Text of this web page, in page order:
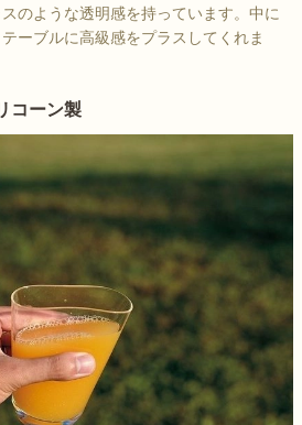
のような透明感を持っています。中に
ーブルに高級感をプラスしてくれま
コーン製